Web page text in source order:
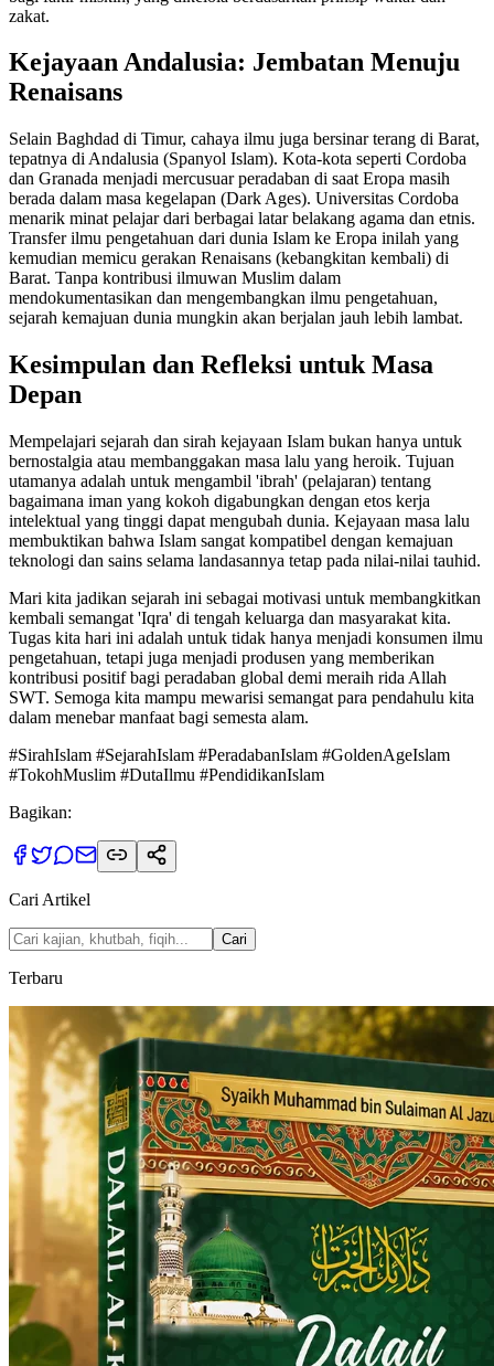
zakat.
Kejayaan Andalusia: Jembatan Menuju
Renaisans
Selain Baghdad di Timur, cahaya ilmu juga bersinar terang di Barat,
tepatnya di Andalusia (Spanyol Islam). Kota-kota seperti Cordoba
dan Granada menjadi mercusuar peradaban di saat Eropa masih
berada dalam masa kegelapan (Dark Ages). Universitas Cordoba
menarik minat pelajar dari berbagai latar belakang agama dan etnis.
Transfer ilmu pengetahuan dari dunia Islam ke Eropa inilah yang
kemudian memicu gerakan Renaisans (kebangkitan kembali) di
Barat. Tanpa kontribusi ilmuwan Muslim dalam
mendokumentasikan dan mengembangkan ilmu pengetahuan,
sejarah kemajuan dunia mungkin akan berjalan jauh lebih lambat.
Kesimpulan dan Refleksi untuk Masa
Depan
Mempelajari sejarah dan sirah kejayaan Islam bukan hanya untuk
bernostalgia atau membanggakan masa lalu yang heroik. Tujuan
utamanya adalah untuk mengambil 'ibrah' (pelajaran) tentang
bagaimana iman yang kokoh digabungkan dengan etos kerja
intelektual yang tinggi dapat mengubah dunia. Kejayaan masa lalu
membuktikan bahwa Islam sangat kompatibel dengan kemajuan
teknologi dan sains selama landasannya tetap pada nilai-nilai tauhid.
Mari kita jadikan sejarah ini sebagai motivasi untuk membangkitkan
kembali semangat 'Iqra' di tengah keluarga dan masyarakat kita.
Tugas kita hari ini adalah untuk tidak hanya menjadi konsumen ilmu
pengetahuan, tetapi juga menjadi produsen yang memberikan
kontribusi positif bagi peradaban global demi meraih rida Allah
SWT. Semoga kita mampu mewarisi semangat para pendahulu kita
dalam menebar manfaat bagi semesta alam.
#SirahIslam #SejarahIslam #PeradabanIslam #GoldenAgeIslam
#TokohMuslim #DutaIlmu #PendidikanIslam
Bagikan:
Cari Artikel
Cari
Terbaru